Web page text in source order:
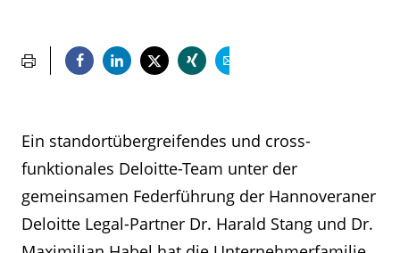
Ein standortübergreifendes und cross-
funktionales Deloitte-Team unter der
gemeinsamen Federführung der Hannoveraner
Deloitte Legal-Partner Dr. Harald Stang und Dr.